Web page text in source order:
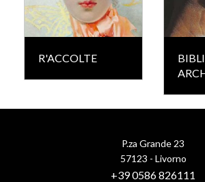
R'ACCOLTE
P.za Grande 23
57123 - Livorno
+39 0586 826111